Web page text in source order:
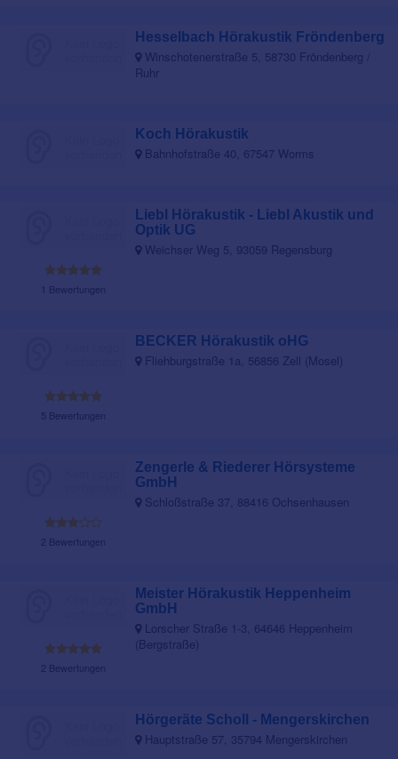
Hesselbach Hörakustik Fröndenberg
Winschotenerstraße 5, 58730 Fröndenberg /
Ruhr
Koch Hörakustik
Bahnhofstraße 40, 67547 Worms
1 Bewertungen
Liebl Hörakustik - Liebl Akustik und
Optik UG
Weichser Weg 5, 93059 Regensburg
5 Bewertungen
BECKER Hörakustik oHG
Fliehburgstraße 1a, 56856 Zell (Mosel)
2 Bewertungen
Zengerle & Riederer Hörsysteme
GmbH
Schloßstraße 37, 88416 Ochsenhausen
2 Bewertungen
Meister Hörakustik Heppenheim
GmbH
Lorscher Straße 1-3, 64646 Heppenheim
(Bergstraße)
Hörgeräte Scholl - Mengerskirchen
Hauptstraße 57, 35794 Mengerskirchen